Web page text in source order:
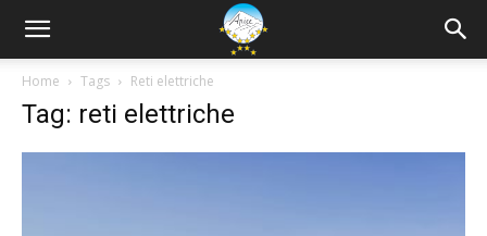
Home Tags Reti elettriche
Tag: reti elettriche